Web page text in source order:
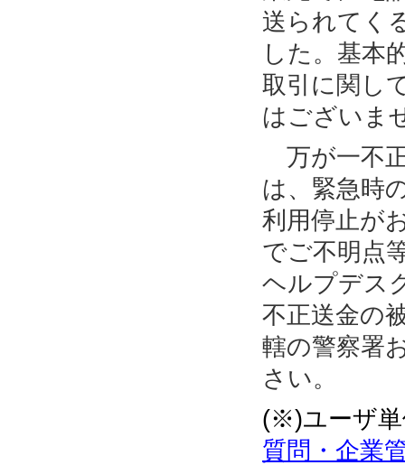
送られてく
した。基本
取引に関し
はございま
万が一不
は、緊急時
利用停止が
でご不明点
ヘルプデス
不正送金の
轄の警察署
さい。
(※)ユーザ単
質問・企業